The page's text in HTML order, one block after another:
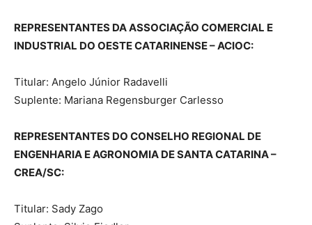
REPRESENTANTES DA ASSOCIAÇÃO COMERCIAL E
INDUSTRIAL DO OESTE CATARINENSE – ACIOC:
Titular: Angelo Júnior Radavelli
Suplente: Mariana Regensburger Carlesso
REPRESENTANTES DO CONSELHO REGIONAL DE
ENGENHARIA E AGRONOMIA DE SANTA CATARINA –
CREA/SC:
Titular: Sady Zago